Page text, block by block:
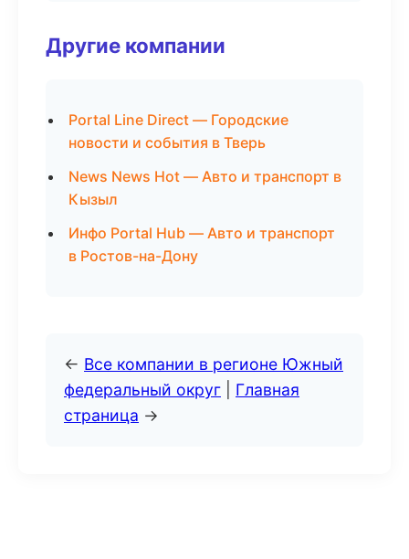
Другие компании
Portal Line Direct — Городские
новости и события в Тверь
News News Hot — Авто и транспорт в
Кызыл
Инфо Portal Hub — Авто и транспорт
в Ростов-на-Дону
← Все компании в регионе Южный
федеральный округ
Главная
страница →